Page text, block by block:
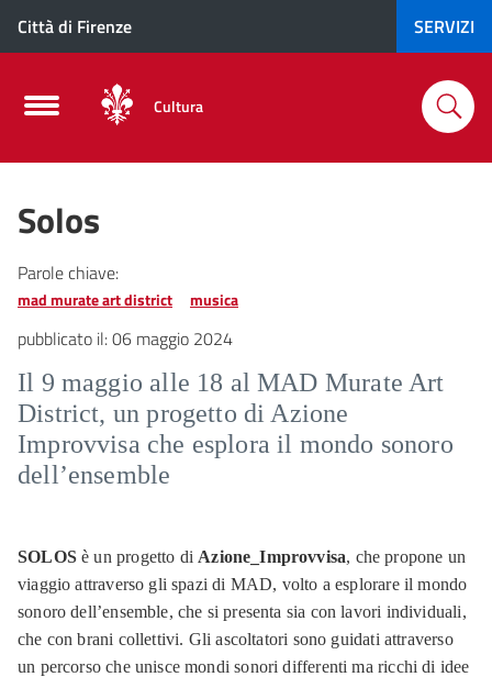
Città di Firenze SERVIZI
Cultura
Solos
Parole chiave:
mad murate art district musica
pubblicato il:06 maggio 2024
Il 9 maggio alle 18 al MAD Murate Art
District, un progetto di Azione
Improvvisa che esplora il mondo sonoro
dell’ensemble
SOLOSè un progetto di Azione_Improvvisa, che propone un
viaggio attraverso gli spazi di MAD, volto a esplorare il mondo
sonoro dell’ensemble, che si presenta sia con lavori individuali,
che con brani collettivi. Gli ascoltatori sono guidati attraverso
un percorso che unisce mondi sonori differenti ma ricchi di idee